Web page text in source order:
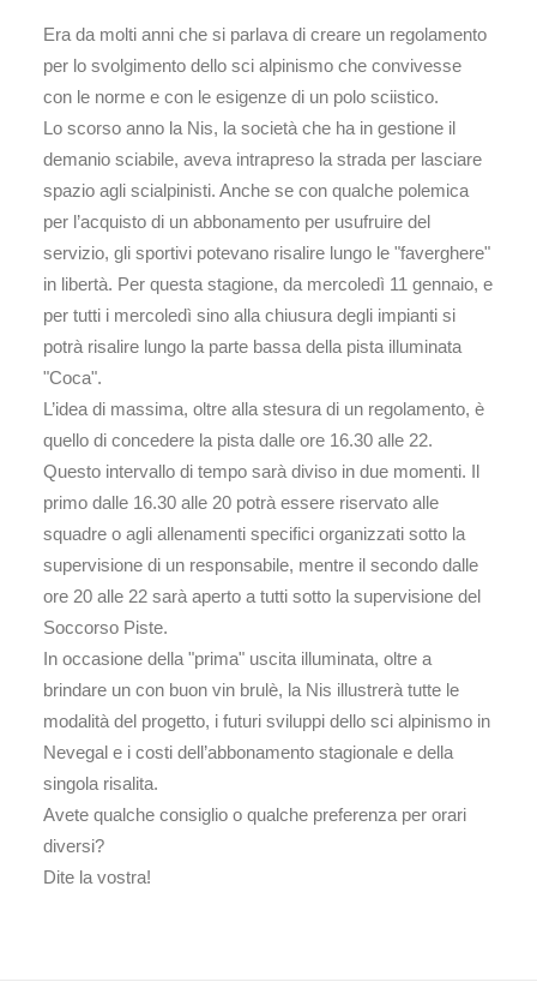
Era da molti anni che si parlava di creare un regolamento
per lo svolgimento dello sci alpinismo che convivesse
con le norme e con le esigenze di un polo sciistico.
Lo scorso anno la Nis, la società che ha in gestione il
demanio sciabile, aveva intrapreso la strada per lasciare
spazio agli scialpinisti. Anche se con qualche polemica
per l’acquisto di un abbonamento per usufruire del
servizio, gli sportivi potevano risalire lungo le "faverghere"
in libertà. Per questa stagione, da mercoledì 11 gennaio, e
per tutti i mercoledì sino alla chiusura degli impianti si
potrà risalire lungo la parte bassa della pista illuminata
"Coca".
L’idea di massima, oltre alla stesura di un regolamento, è
quello di concedere la pista dalle ore 16.30 alle 22.
Questo intervallo di tempo sarà diviso in due momenti. Il
primo dalle 16.30 alle 20 potrà essere riservato alle
squadre o agli allenamenti specifici organizzati sotto la
supervisione di un responsabile, mentre il secondo dalle
ore 20 alle 22 sarà aperto a tutti sotto la supervisione del
Soccorso Piste.
In occasione della "prima" uscita illuminata, oltre a
brindare un con buon vin brulè, la Nis illustrerà tutte le
modalità del progetto, i futuri sviluppi dello sci alpinismo in
Nevegal e i costi dell’abbonamento stagionale e della
singola risalita.
Avete qualche consiglio o qualche preferenza per orari
diversi?
Dite la vostra!